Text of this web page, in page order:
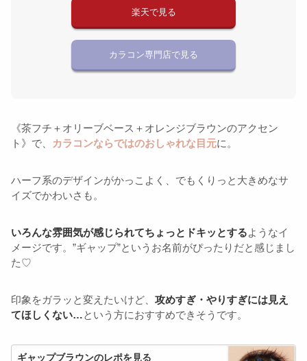
楽天で見る
カラコン専門店で見る
《茶フチ＋オリーブベース＋オレンジブラウンのアクセン
ト》で、
カラコンならではのおしゃれな目元に。
ハーフ系のデザインがかっこよく、でもくりっと大きめなサ
イズでかわいさも。
いろんな雰囲気が感じられてちょっとドキッとするようなイ
メージです。”ギャップ”というお名前がぴったりだと感じまし
た♡
印象をガラッと変えたいけど、 攻めすぎ・やりすぎには見え
てほしくない…という方におすすめできそうです。
ギャップブラウンのレポを見る